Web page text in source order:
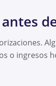
o ingresos